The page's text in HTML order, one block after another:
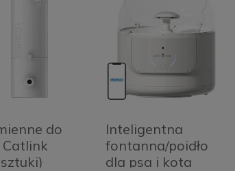
do
Inteligentna
fontanna/poidło
dla psa i kota